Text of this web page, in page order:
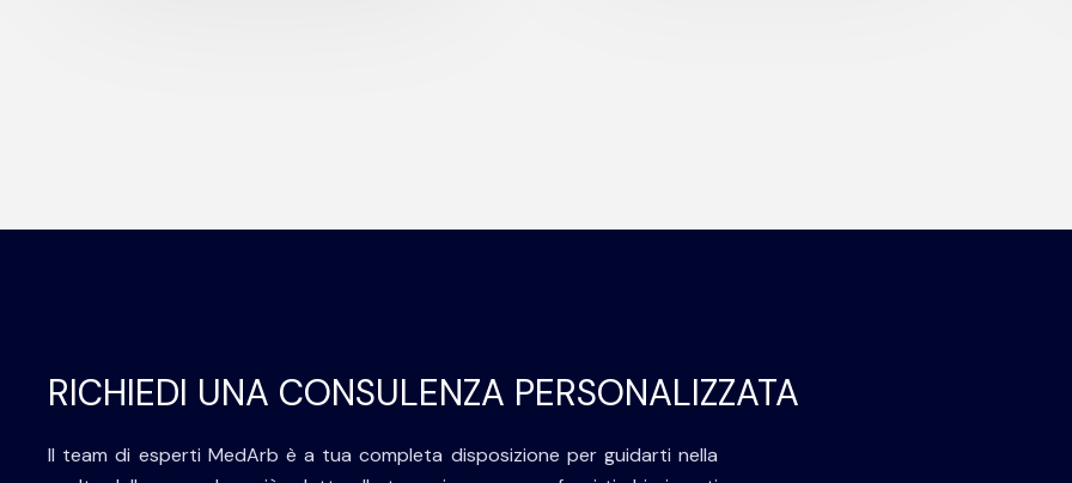
RICHIEDI UNA CONSULENZA PERSONALIZZATA
Il team di esperti MedArb è a tua completa disposizione per guidarti nella